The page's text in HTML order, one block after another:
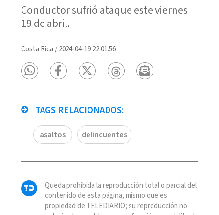
Conductor sufrió ataque este viernes
19 de abril.
Costa Rica /2024-04-19 22:01:56
TAGS RELACIONADOS:
asaltos delincuentes
Queda prohibida la reproducción total o parcial del
contenido de esta página, mismo que es
propiedad de TELEDIARIO; su reproducción no